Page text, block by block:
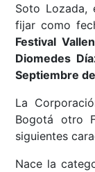
Soto
fijar como
Festival
Diomedes
Septiembre
La
Bogotá otro
siguientes
Nace la